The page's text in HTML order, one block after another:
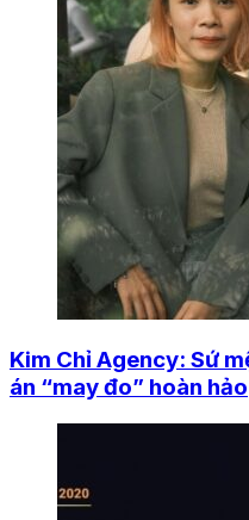
Kim Chỉ Agency: Sứ
án “may đo” hoàn hảo